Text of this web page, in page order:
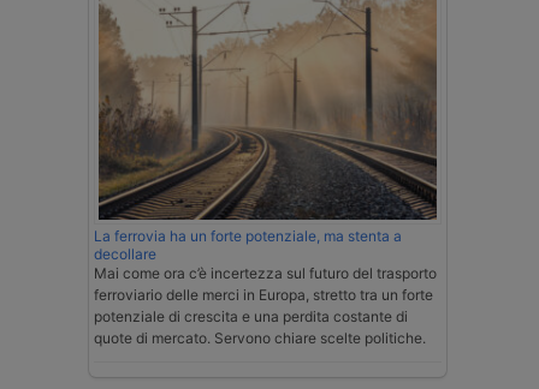
La ferrovia ha un forte potenziale, ma stenta a
decollare
Mai come ora c’è incertezza sul futuro del trasporto
ferroviario delle merci in Europa, stretto tra un forte
potenziale di crescita e una perdita costante di
quote di mercato. Servono chiare scelte politiche.